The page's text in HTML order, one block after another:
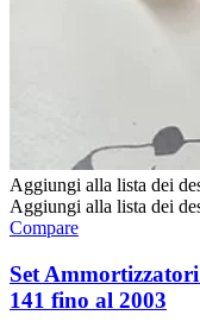
Aggiungi alla lista dei
Aggiungi alla lista dei
Compare
Set
141 fino al 2003